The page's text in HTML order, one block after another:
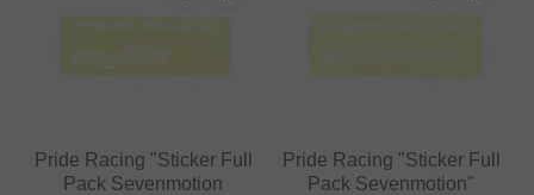
Pride Racing "Sticker Full
Pack Sevenmotion
Pride Racing "Sticker Full
Pack Sevenmotion"